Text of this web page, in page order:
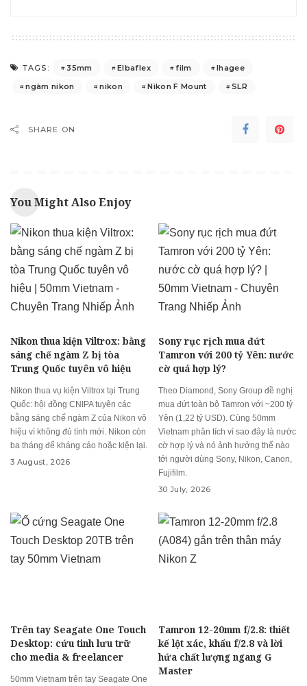
TAGS: 35mm Elbaflex film
Ihagee
ngàm nikon
nikon Nikon F Mount SLR
SHARE ON
You Might Also Enjoy
Nikon thua kiện Viltrox: bằng
sáng chế ngàm Z bị tòa
Trung Quốc tuyên vô hiệu
Nikon thua vụ kiện Viltrox tại Trung
Quốc: hội đồng CNIPA tuyên các
bằng sáng chế ngàm Z của Nikon vô
hiệu vì không đủ tính mới. Nikon còn
ba tháng để kháng cáo hoặc kiện lại.
3 August, 2026
Sony rục rịch mua đứt
Tamron với 200 tỷ Yên: nước
cờ quá hợp lý?
Theo Diamond, Sony Group đề nghị
mua đứt toàn bộ Tamron với ~200 tỷ
Yên (1,22 tỷ USD). Cùng 50mm
Vietnam phân tích vì sao đây là nước
cờ hợp lý và nó ảnh hưởng thế nào
tới người dùng Sony, Nikon, Canon,
Fujifilm.
30 July, 2026
Trên tay Seagate One Touch
Desktop: cứu tinh lưu trữ
cho media & freelancer
50mm Vietnam trên tay Seagate One
Tamron 12-20mm f/2.8: thiết
kế lột xác, khẩu f/2.8 và lời
hứa chất lượng ngang G
Master